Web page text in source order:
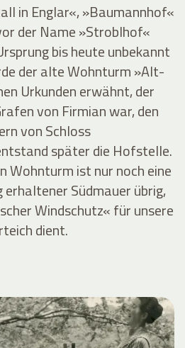
in Englar«, »Baumannhof«
der Name »Stroblhof«
bis heute unbekannt
der alte Wohnturm »Alt-
Urkunden erwähnt, der
von Firmian war, den
von Schloss
später die Hofstelle.
ist nur noch eine
Südmauer übrig,
Windschutz« für unsere
dient.